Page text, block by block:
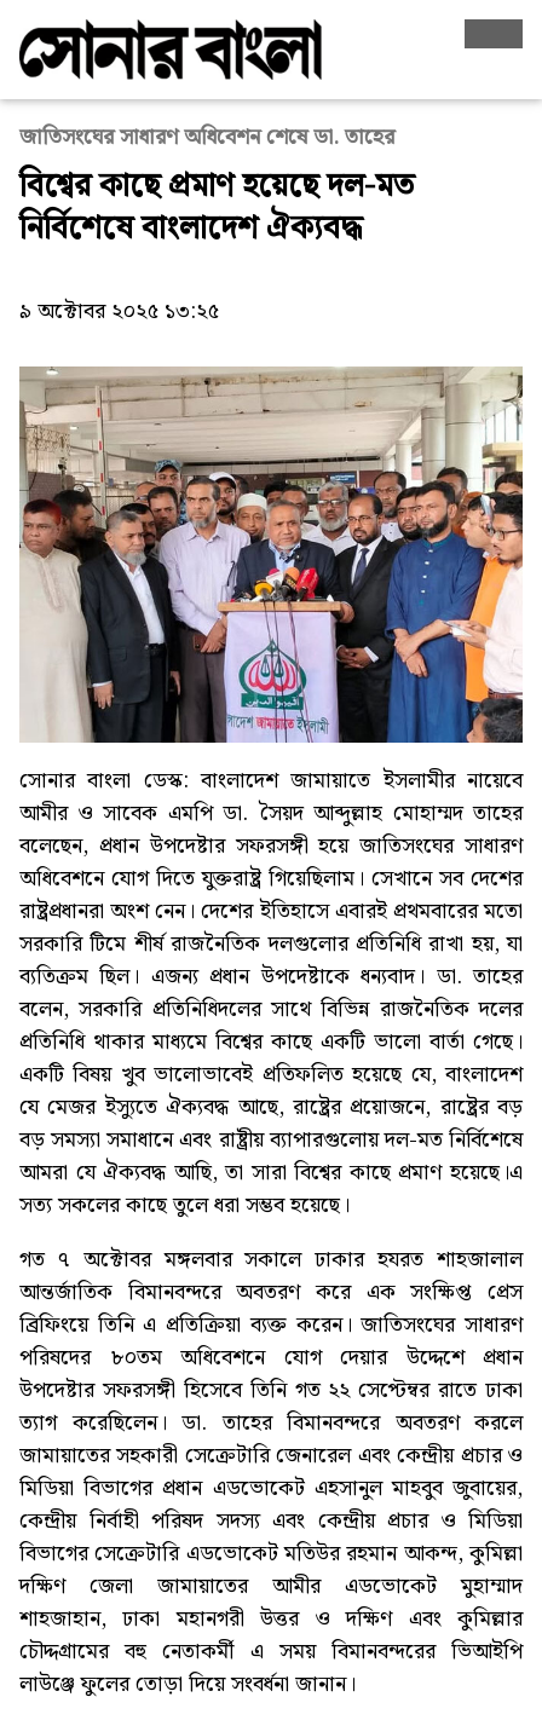
জাতিসংঘের সাধারণ অধিবেশন শেষে ডা. তাহের
বিশ্বের কাছে প্রমাণ হয়েছে দল-মত
নির্বিশেষে বাংলাদেশ ঐক্যবদ্ধ
৯ অক্টোবর ২০২৫ ১৩:২৫
সোনার বাংলা ডেস্ক: বাংলাদেশ জামায়াতে ইসলামীর নায়েবে
আমীর ও সাবেক এমপি ডা. সৈয়দ আব্দুল্লাহ মোহাম্মদ তাহের
বলেছেন, প্রধান উপদেষ্টার সফরসঙ্গী হয়ে জাতিসংঘের সাধারণ
অধিবেশনে যোগ দিতে যুক্তরাষ্ট্র গিয়েছিলাম। সেখানে সব দেশের
রাষ্ট্রপ্রধানরা অংশ নেন। দেশের ইতিহাসে এবারই প্রথমবারের মতো
সরকারি টিমে শীর্ষ রাজনৈতিক দলগুলোর প্রতিনিধি রাখা হয়, যা
ব্যতিক্রম ছিল। এজন্য প্রধান উপদেষ্টাকে ধন্যবাদ। ডা. তাহের
বলেন, সরকারি প্রতিনিধিদলের সাথে বিভিন্ন রাজনৈতিক দলের
প্রতিনিধি থাকার মাধ্যমে বিশ্বের কাছে একটি ভালো বার্তা গেছে।
একটি বিষয় খুব ভালোভাবেই প্রতিফলিত হয়েছে যে, বাংলাদেশ
যে মেজর ইস্যুতে ঐক্যবদ্ধ আছে, রাষ্ট্রের প্রয়োজনে, রাষ্ট্রের বড়
বড় সমস্যা সমাধানে এবং রাষ্ট্রীয় ব্যাপারগুলোয় দল-মত নির্বিশেষে
আমরা যে ঐক্যবদ্ধ আছি, তা সারা বিশ্বের কাছে প্রমাণ হয়েছে।এ
সত্য সকলের কাছে তুলে ধরা সম্ভব হয়েছে।
গত ৭ অক্টোবর মঙ্গলবার সকালে ঢাকার হযরত শাহজালাল
আন্তর্জাতিক বিমানবন্দরে অবতরণ করে এক সংক্ষিপ্ত প্রেস
ব্রিফিংয়ে তিনি এ প্রতিক্রিয়া ব্যক্ত করেন। জাতিসংঘের সাধারণ
পরিষদের ৮০তম অধিবেশনে যোগ দেয়ার উদ্দেশে প্রধান
উপদেষ্টার সফরসঙ্গী হিসেবে তিনি গত ২২ সেপ্টেম্বর রাতে ঢাকা
ত্যাগ করেছিলেন। ডা. তাহের বিমানবন্দরে অবতরণ করলে
জামায়াতের সহকারী সেক্রেটারি জেনারেল এবং কেন্দ্রীয় প্রচার ও
মিডিয়া বিভাগের প্রধান এডভোকেট এহসানুল মাহবুব জুবায়ের,
কেন্দ্রীয় নির্বাহী পরিষদ সদস্য এবং কেন্দ্রীয় প্রচার ও মিডিয়া
বিভাগের সেক্রেটারি এডভোকেট মতিউর রহমান আকন্দ, কুমিল্লা
দক্ষিণ জেলা জামায়াতের আমীর এডভোকেট মুহাম্মাদ
শাহজাহান, ঢাকা মহানগরী উত্তর ও দক্ষিণ এবং কুমিল্লার
চৌদ্দগ্রামের বহু নেতাকর্মী এ সময় বিমানবন্দরের ভিআইপি
লাউঞ্জে ফুলের তোড়া দিয়ে সংবর্ধনা জানান।